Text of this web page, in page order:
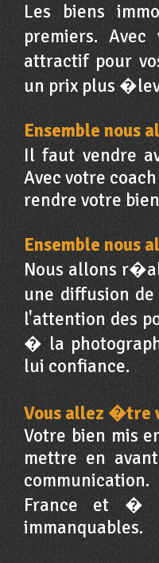
Les biens
premiers.
attractif pour
un prix plus
Ensemble nous
Il faut vendre
Avec votre
rendre votre
Ensemble nous
Nous allons
une diffusion
l'attention des
� la
lui confiance.
Vous allez �tre
Votre bien mis
mettre en
France et �
immanquables.